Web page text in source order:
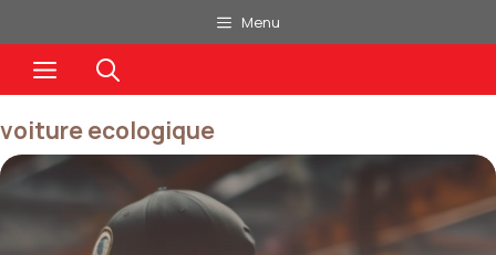
au
contenu
Menu
Menu
voiture ecologique